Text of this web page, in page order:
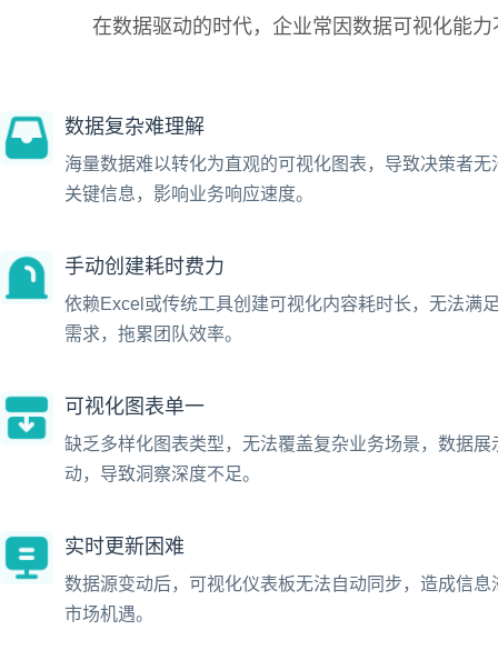
在数据驱动的时代，企业常因数据可视化能
数据复杂难理解
海量数据难以转化为直观的可视化图表，导致决策者无
关键信息，影响业务响应速度。
手动创建耗时费力
依赖Excel或传统工具创建可视化内容耗时长，无法满
需求，拖累团队效率。
可视化图表单一
缺乏多样化图表类型，无法覆盖复杂业务场景，数据展
动，导致洞察深度不足。
实时更新困难
数据源变动后，可视化仪表板无法自动同步，造成信息
市场机遇。